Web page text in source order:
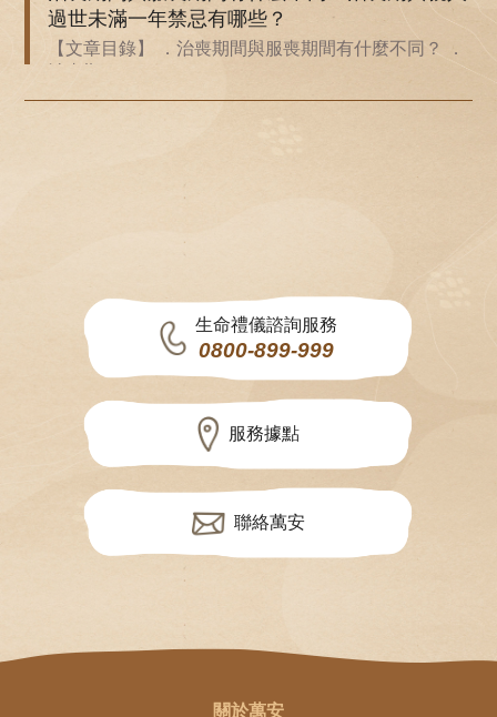
過世未滿一年禁忌有哪些？
【文章目錄】 ．治喪期間與服喪期間有什麼不同？ ．
生命禮儀諮詢服務
0800-899-999
服務據點
聯絡萬安
關於萬安